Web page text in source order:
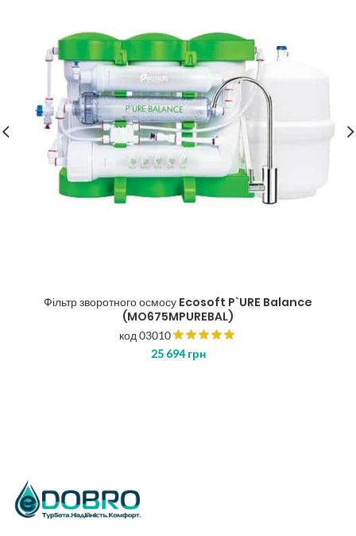
Фільтр зворотного осмосу Ecosoft P`URE Balance
(MO675MPUREBAL)
код 03010
25 694грн